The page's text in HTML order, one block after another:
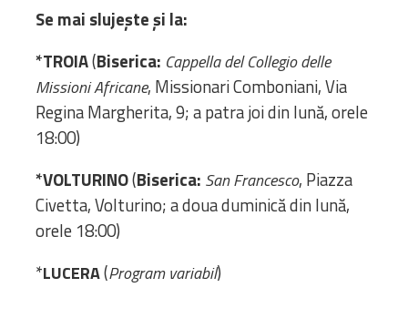
RISORSE
Apostolia Italia
Gli Statuti e le leggi
Lettere pastorali
Biblioteca
Opinioni Ortodosse
Dalla vita
della”famiglia” della
CSDE
Se mai slujește și la:
*TROIA(Biserica: Cappella del Collegio delle
Missioni Africane, Missionari Comboniani, Via
Regina Margherita, 9; a patra joi din lună, orele
18:00)
*VOLTURINO(Biserica: San Francesco, Piazza
Civetta, Volturino; a doua duminică din lună,
orele 18:00)
*LUCERA(Program variabil)